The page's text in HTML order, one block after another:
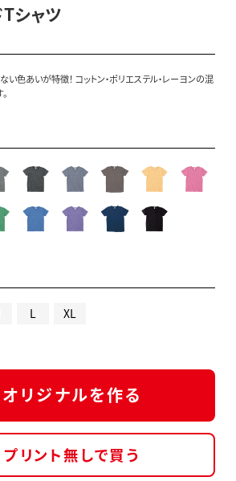
Tシャツ
い色あいが特徴！ コットン・ポリエステル・レーヨンの混
L XL
オリジナルを作る
プリント無しで買う